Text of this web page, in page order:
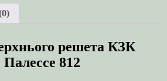
решета КЗК
812